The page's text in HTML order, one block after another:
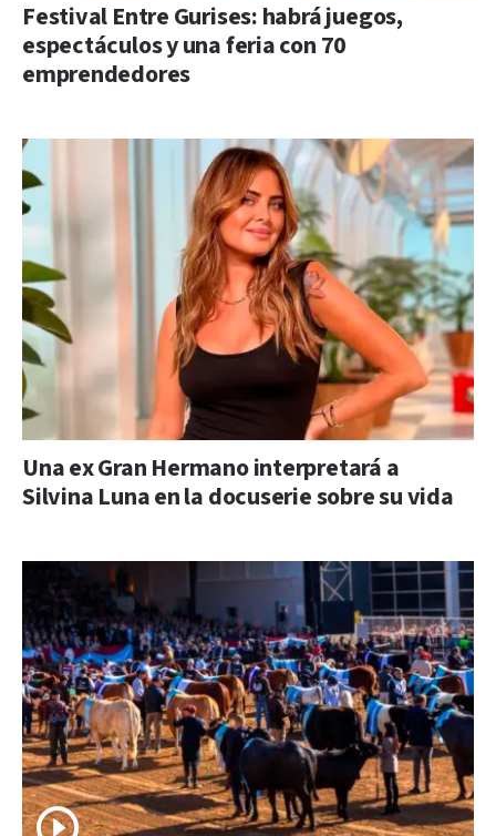
Festival Entre Gurises: habrá juegos,
espectáculos y una feria con 70
emprendedores
Una ex Gran Hermano interpretará a
Silvina Luna en la docuserie sobre su vida